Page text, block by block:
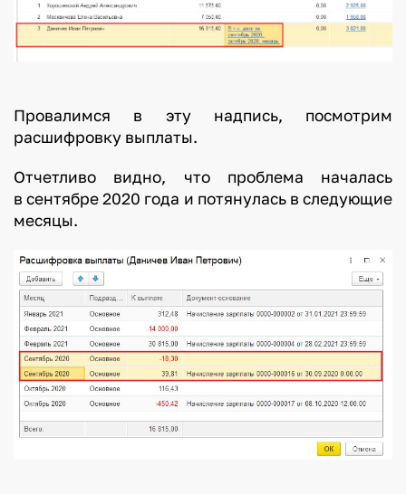
Провалимся в эту надпись, посмотрим
расшифровку выплаты.
Отчетливо видно, что проблема началась
в сентябре 2020 года и потянулась в следующие
месяцы.